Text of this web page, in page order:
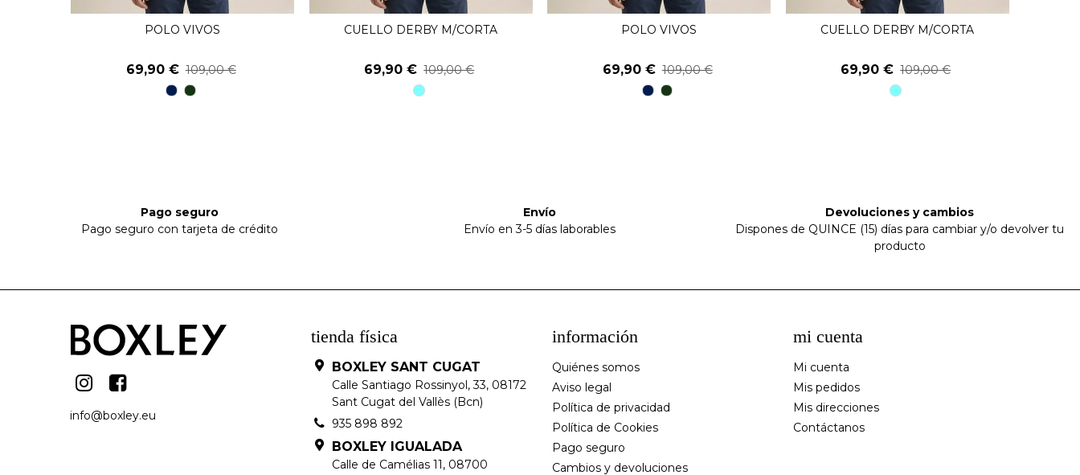
Ver Más
POLO VIVOS
69,90 € 109,00 €
98 48
Ver Más
CUELLO DERBY M/CORTA
69,90 € 109,00 €
91
Ver Más
POLO VIVOS
69,90 € 109,00 €
98 48
Ver Más
CUELLO DERBY M/CORTA
69,90 € 109,00 €
91
Pago seguro
Pago seguro con tarjeta de crédito
Envío
Envío en 3-5 días laborables
Devoluciones y cambios
Dispones de QUINCE (15) días para cambiar y/o devolver tu
producto
info@boxley.eu
tienda física
BOXLEY SANT CUGAT
Calle Santiago Rossinyol, 33, 08172
Sant Cugat del Vallès (Bcn)
935 898 892
BOXLEY IGUALADA
Calle de Camélias 11, 08700
información
Quiénes somos
Aviso legal
Política de privacidad
Política de Cookies
Pago seguro
Cambios y devoluciones
mi cuenta
Mi cuenta
Mis pedidos
Mis direcciones
Contáctanos